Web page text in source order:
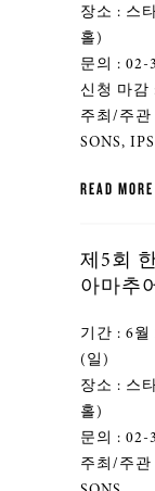
장소 : 스
홀)
문의 : 02-
신청 마감
주최/주
SONS,
READ MORE
제5회
아마추
기간 : 6
(일)
장소 : 스
홀)
문의 : 02-
주최/주